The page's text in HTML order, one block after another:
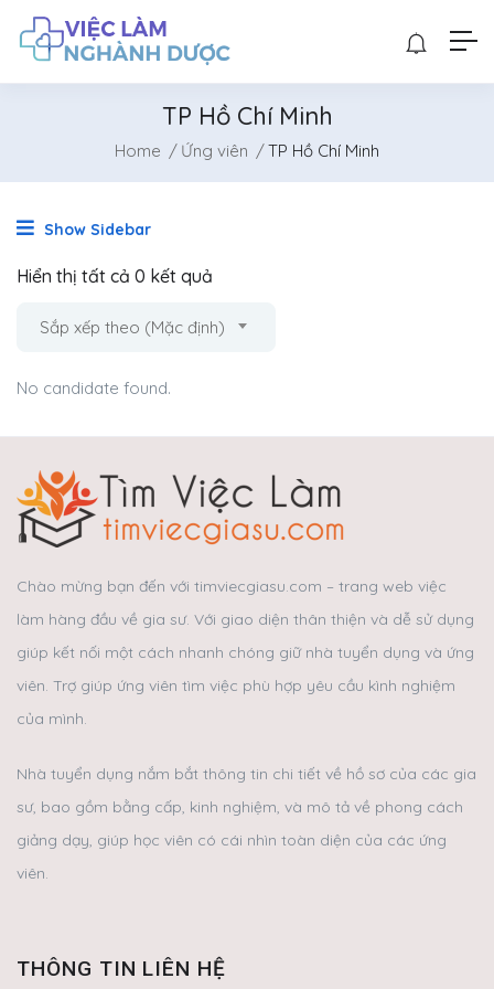
TP Hồ Chí Minh
Home Ứng viên TP Hồ Chí Minh
Show Sidebar
Hiển thị tất cả 0 kết quả
Sắp xếp theo (Mặc định)
No candidate found.
Chào mừng bạn đến với timviecgiasu.com – trang web việc
làm hàng đầu về gia sư. Với giao diện thân thiện và dễ sử dụng
giúp kết nối một cách nhanh chóng giữ nhà tuyển dụng và ứng
viên. Trợ giúp ứng viên tìm việc phù hợp yêu cầu kình nghiệm
của mình.
Nhà tuyển dụng nắm bắt thông tin chi tiết về hồ sơ của các gia
sư, bao gồm bằng cấp, kinh nghiệm, và mô tả về phong cách
giảng dạy, giúp học viên có cái nhìn toàn diện của các ứng
viên.
THÔNG TIN LIÊN HỆ